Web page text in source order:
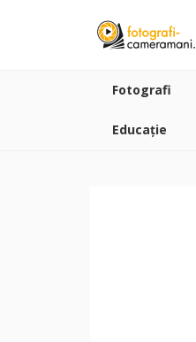
Fotografi
Educație